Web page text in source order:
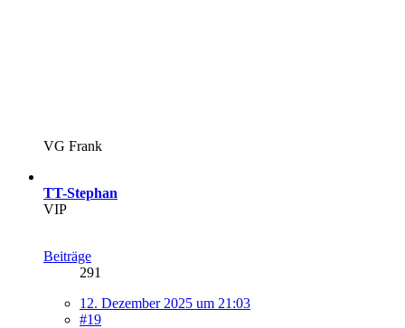
VG Frank
TT-Stephan
VIP
Beiträge
291
12. Dezember 2025 um 21:03
#19